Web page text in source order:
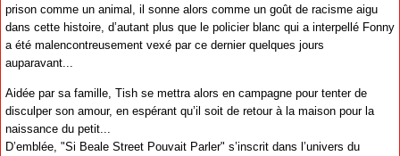
prison comme un animal, il sonne alors comme un goût de racisme aigu
dans cette histoire, d’autant plus que le policier blanc qui a interpellé Fonny
a été malencontreusement vexé par ce dernier quelques jours
auparavant...
Aidée par sa famille, Tish se mettra alors en campagne pour tenter de
disculper son amour, en espérant qu’il soit de retour à la maison pour la
naissance du petit...
D’emblée, "Si Beale Street Pouvait Parler" s’inscrit dans l’univers du